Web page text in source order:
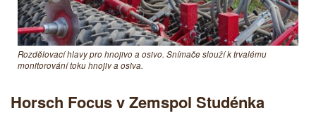
Rozdělovací hlavy pro hnojivo a osivo. Snímače slouží k trvalému
monitorování toku hnojiv a osiva.
Horsch Focus v Zemspol Studénka